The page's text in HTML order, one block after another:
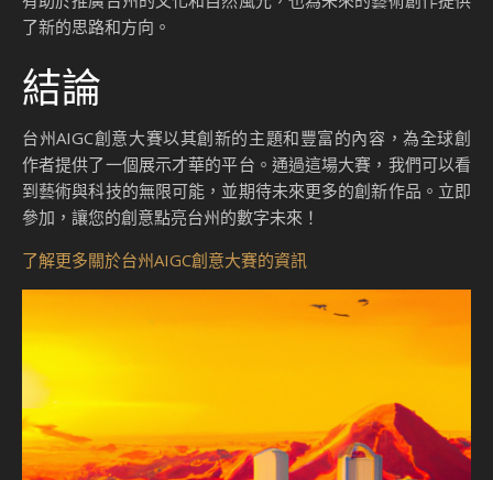
了新的思路和方向。
結論
台州AIGC創意大賽以其創新的主題和豐富的內容，為全球創
作者提供了一個展示才華的平台。通過這場大賽，我們可以看
到藝術與科技的無限可能，並期待未來更多的創新作品。立即
參加，讓您的創意點亮台州的數字未來！
了解更多關於台州AIGC創意大賽的資訊